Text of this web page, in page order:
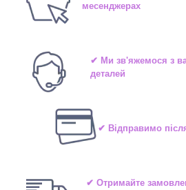
месенджерах
✔ Ми зв'яжемося з
деталей
✔ Відправимо
✔ Отримайте